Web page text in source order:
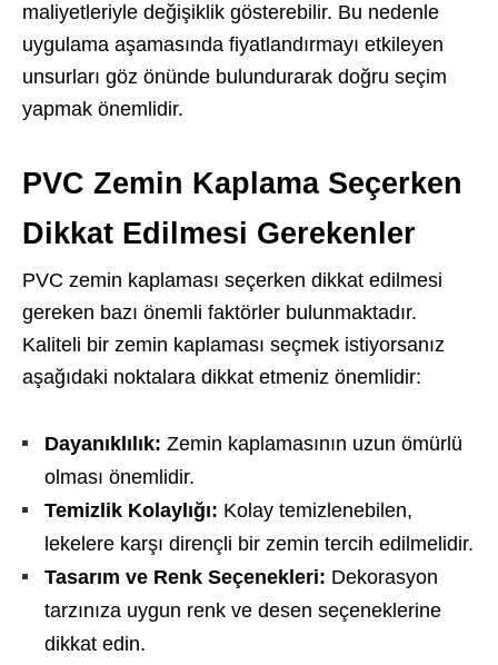
maliyetleriyle değişiklik gösterebilir. Bu nedenle
uygulama aşamasında fiyatlandırmayı etkileyen
unsurları göz önünde bulundurarak doğru seçim
yapmak önemlidir.
PVC Zemin Kaplama Seçerken
Dikkat Edilmesi Gerekenler
PVC zemin kaplaması seçerken dikkat edilmesi
gereken bazı önemli faktörler bulunmaktadır.
Kaliteli bir zemin kaplaması seçmek istiyorsanız
aşağıdaki noktalara dikkat etmeniz önemlidir:
Dayanıklılık: Zemin kaplamasının uzun ömürlü
olması önemlidir.
Temizlik Kolaylığı: Kolay temizlenebilen,
lekelere karşı dirençli bir zemin tercih edilmelidir.
Tasarım ve Renk Seçenekleri: Dekorasyon
tarzınıza uygun renk ve desen seçeneklerine
dikkat edin.